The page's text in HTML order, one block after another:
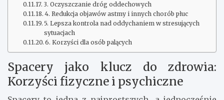
3. Oczyszczanie dróg oddechowych
4. Redukcja objawów astmy i innych chorób płuc
5. Lepsza kontrola nad oddychaniem w stresujących
sytuacjach
6. Korzyści dla osób palących
Spacery jako klucz do zdrowia:
Korzyści fizyczne i psychiczne